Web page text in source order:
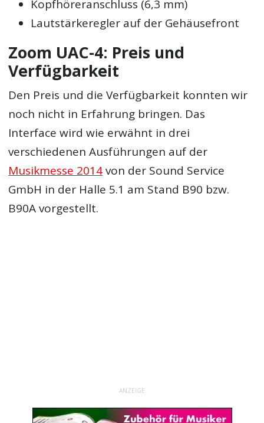
Kopfhöreranschluss (6,3 mm)
Lautstärkeregler auf der Gehäusefront
Zoom UAC-4: Preis und
Verfügbarkeit
Den Preis und die Verfügbarkeit konnten wir
noch nicht in Erfahrung bringen. Das
Interface wird wie erwähnt in drei
verschiedenen Ausführungen auf der
Musikmesse 2014von der Sound Service
GmbH in der Halle 5.1 am Stand B90 bzw.
B90A vorgestellt.
ANZEIGE